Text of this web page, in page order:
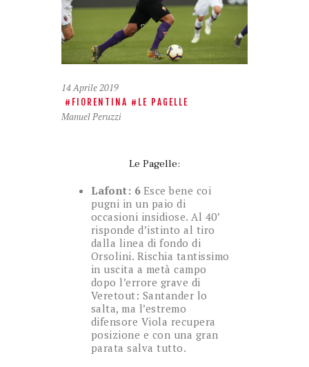
14 Aprile 2019
FIORENTINA LE PAGELLE
Manuel Peruzzi
Le Pagelle:
Lafont: 6Esce bene coi
pugni in un paio di
occasioni insidiose. Al 40’
risponde d’istinto al tiro
dalla linea di fondo di
Orsolini. Rischia tantissimo
in uscita a metà campo
dopo l’errore grave di
Veretout: Santander lo
salta, ma l’estremo
difensore Viola recupera
posizione e con una gran
parata salva tutto.